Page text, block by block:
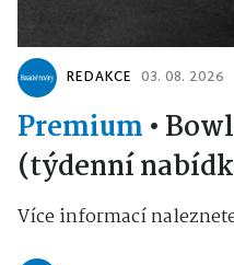
REDAKCE 03. 08. 2026
Premium •
(týdenní
Více informací